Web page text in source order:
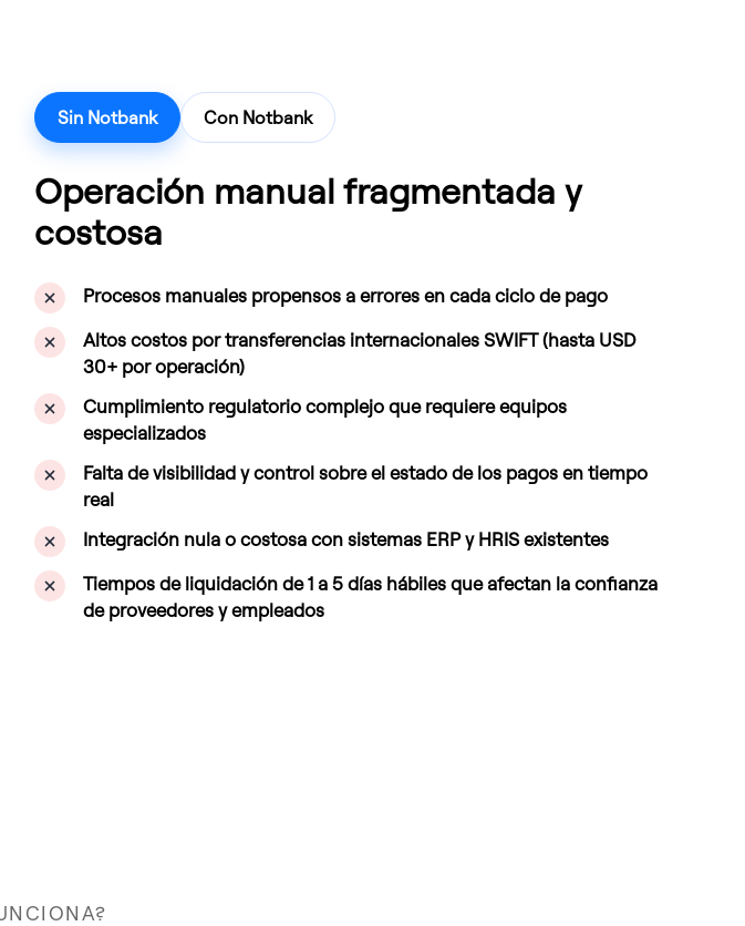
Sin Notbank Con Notbank
Operación manual fragmentada y
costosa
Procesos manuales propensos a errores en cada ciclo de pago
Altos costos por transferencias internacionales SWIFT (hasta USD
30+ por operación)
Cumplimiento regulatorio complejo que requiere equipos
especializados
Falta de visibilidad y control sobre el estado de los pagos en tiempo
real
Integración nula o costosa con sistemas ERP y HRIS existentes
Tiempos de liquidación de 1 a 5 días hábiles que afectan la confianza
de proveedores y empleados